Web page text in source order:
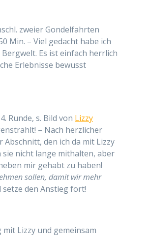
zweier Gondelfahrten
Min. – Viel gedacht habe ich
Bergwelt. Es ist einfach herrlich
Erlebnisse bewusst
Runde, s. Bild von Lizzy
– Nach herzlicher
Abschnitt, den ich da mit Lizzy
sie nicht lange mithalten, aber
mir gehabt zu haben!
sollen, damit wir mehr
den Anstieg fort!
Lizzy und gemeinsam